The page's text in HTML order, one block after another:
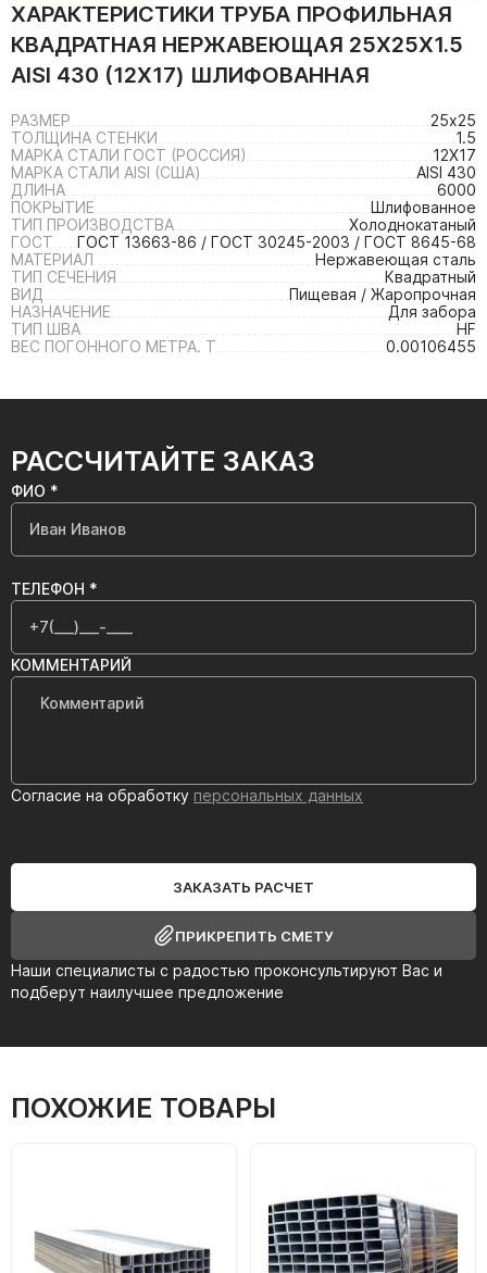
ХАРАКТЕРИСТИКИ ТРУБА ПРОФИЛЬНАЯ
КВАДРАТНАЯ НЕРЖАВЕЮЩАЯ 25Х25Х1.5
AISI 430 (12Х17) ШЛИФОВАННАЯ
РАЗМЕР
25х25
ТОЛЩИНА СТЕНКИ
1.5
МАРКА СТАЛИ ГОСТ (РОССИЯ)
12Х17
МАРКА СТАЛИ AISI (США)
AISI 430
ДЛИНА
6000
ПОКРЫТИЕ
Шлифованное
ТИП ПРОИЗВОДСТВА
Холоднокатаный
ГОСТ
ГОСТ 13663-86 / ГОСТ 30245-2003 / ГОСТ 8645-68
МАТЕРИАЛ
Нержавеющая сталь
ТИП СЕЧЕНИЯ
Квадратный
ВИД
Пищевая / Жаропрочная
НАЗНАЧЕНИЕ
Для забора
ТИП ШВА
HF
ВЕС ПОГОННОГО МЕТРА. Т
0.00106455
РАССЧИТАЙТЕ ЗАКАЗ
Наши специалисты с радостью проконсультируют Вас и
подберут наилучшее предложение
ФИО *
ТЕЛЕФОН *
КОММЕНТАРИЙ
Согласие на обработку персональных данных
ЗАКАЗАТЬ РАСЧЕТ
ПРИКРЕПИТЬ СМЕТУ
ПОХОЖИЕ ТОВАРЫ